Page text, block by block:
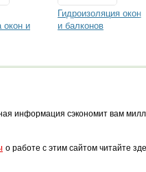
окон и
Гидроизоляция окон
и балконов
информация сэкономит вам
о работе с этим сайтом читайте